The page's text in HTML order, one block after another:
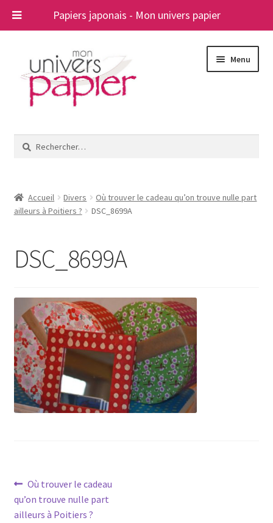
Papiers japonais - Mon univers papier
navigation
contenu
Menu
le
A propos
Rechercher :
Accueil Divers
Où trouver le cadeau qu’on trouve nulle part
ailleurs à Poitiers ?
DSC_8699A
DSC_8699A
Navigation
de
Article
précédent :
Où trouver le cadeau
qu’on trouve nulle part
ailleurs à Poitiers ?